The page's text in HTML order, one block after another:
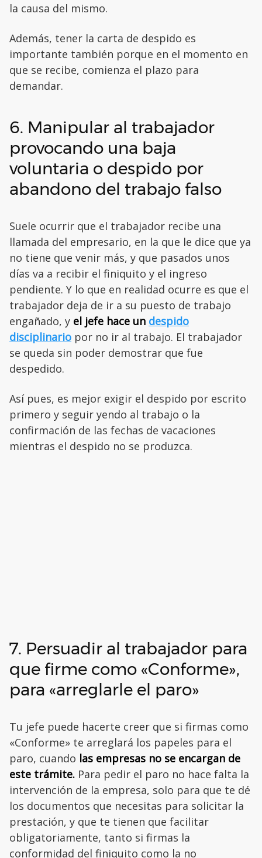
la causa del mismo.
Además, tener la carta de despido es
importante también porque en el momento en
que se recibe, comienza el plazo para
demandar.
6. Manipular al trabajador
provocando una baja
voluntaria o despido por
abandono del trabajo falso
Suele ocurrir que el trabajador recibe una
llamada del empresario, en la que le dice que ya
no tiene que venir más, y que pasados unos
días va a recibir el finiquito y el ingreso
pendiente. Y lo que en realidad ocurre es que el
trabajador deja de ir a su puesto de trabajo
engañado, y el jefe hace un despido
disciplinario por no ir al trabajo. El trabajador
se queda sin poder demostrar que fue
despedido.
Así pues, es mejor exigir el despido por escrito
primero y seguir yendo al trabajo o la
confirmación de las fechas de vacaciones
mientras el despido no se produzca.
7. Persuadir al trabajador para
que firme como «Conforme»,
para «arreglarle el paro»
Tu jefe puede hacerte creer que si firmas como
«Conforme» te arreglará los papeles para el
paro, cuando las empresas no se encargan de
este trámite. Para pedir el paro no hace falta la
intervención de la empresa, solo para que te dé
los documentos que necesitas para solicitar la
prestación, y que te tienen que facilitar
obligatoriamente, tanto si firmas la
conformidad del finiquito como la no